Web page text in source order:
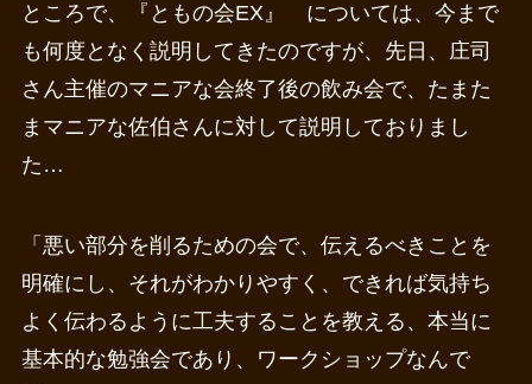
ところで、『ともの会EX』 については、今まで
も何度となく説明してきたのですが、先日、庄司
さん主催のマニアな会終了後の飲み会で、たまた
まマニアな佐伯さんに対して説明しておりまし
た…
「悪い部分を削るための会で、伝えるべきことを
明確にし、それがわかりやすく、できれば気持ち
よく伝わるように工夫することを教える、本当に
基本的な勉強会であり、ワークショップなんで